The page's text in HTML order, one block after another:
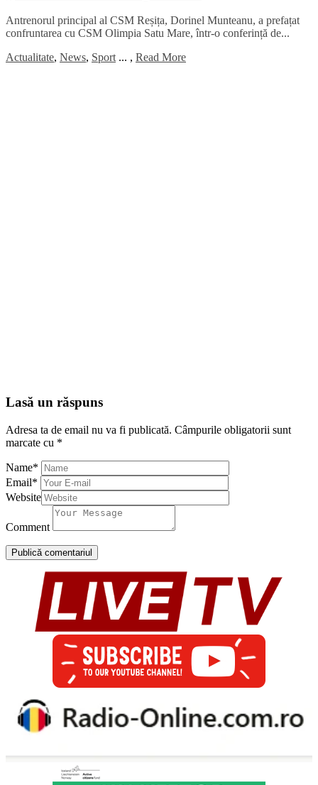
Antrenorul principal al CSM Reșița, Dorinel Munteanu, a prefațat
confruntarea cu CSM Olimpia Satu Mare, într-o conferință de...
Actualitate, News, Sport ... , Read More
Lasă un răspuns
Adresa ta de email nu va fi publicată. Câmpurile obligatorii sunt
marcate cu *
Name*
Email*
Website
Comment